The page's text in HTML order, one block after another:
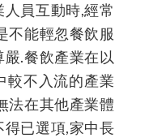
員互動時,經常
不能輕忽餐飲服
.餐飲產業在以
較不入流的產業
法在其他產業體
已選項,家中長